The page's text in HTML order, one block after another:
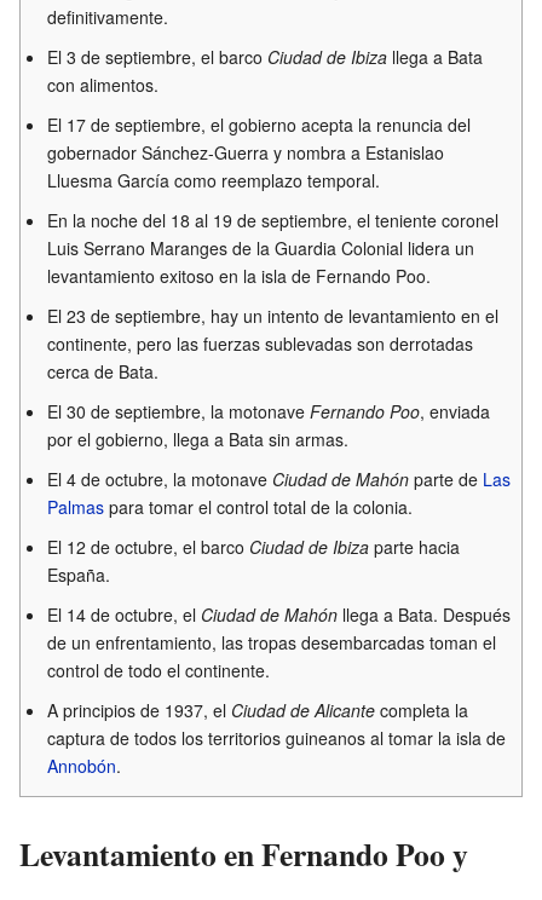
definitivamente.
El 3 de septiembre, el barco Ciudad de Ibiza llega a Bata
con alimentos.
El 17 de septiembre, el gobierno acepta la renuncia del
gobernador Sánchez-Guerra y nombra a Estanislao
Lluesma García como reemplazo temporal.
En la noche del 18 al 19 de septiembre, el teniente coronel
Luis Serrano Maranges de la Guardia Colonial lidera un
levantamiento exitoso en la isla de Fernando Poo.
El 23 de septiembre, hay un intento de levantamiento en el
continente, pero las fuerzas sublevadas son derrotadas
cerca de Bata.
El 30 de septiembre, la motonaveFernando Poo, enviada
por el gobierno, llega a Bata sin armas.
El 4 de octubre, la motonave Ciudad de Mahón parte de Las
Palmas para tomar el control total de la colonia.
El 12 de octubre, el barco Ciudad de Ibiza parte hacia
España.
El 14 de octubre, el Ciudad de Mahón llega a Bata. Después
de un enfrentamiento, las tropas desembarcadas toman el
control de todo el continente.
A principios de 1937, el Ciudad de Alicante completa la
captura de todos los territorios guineanos al tomar la isla de
Annobón.
Levantamiento en Fernando Poo y